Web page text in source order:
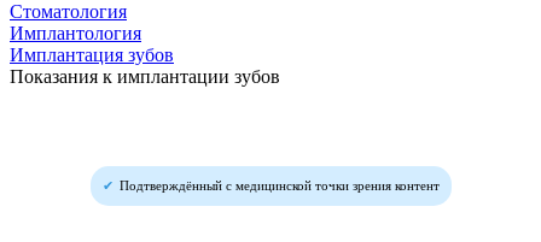
Стоматология
Имплантология
Имплантация зубов
Показания к имплантации зубов
Подтверждённый с медицинской точки зрения контент